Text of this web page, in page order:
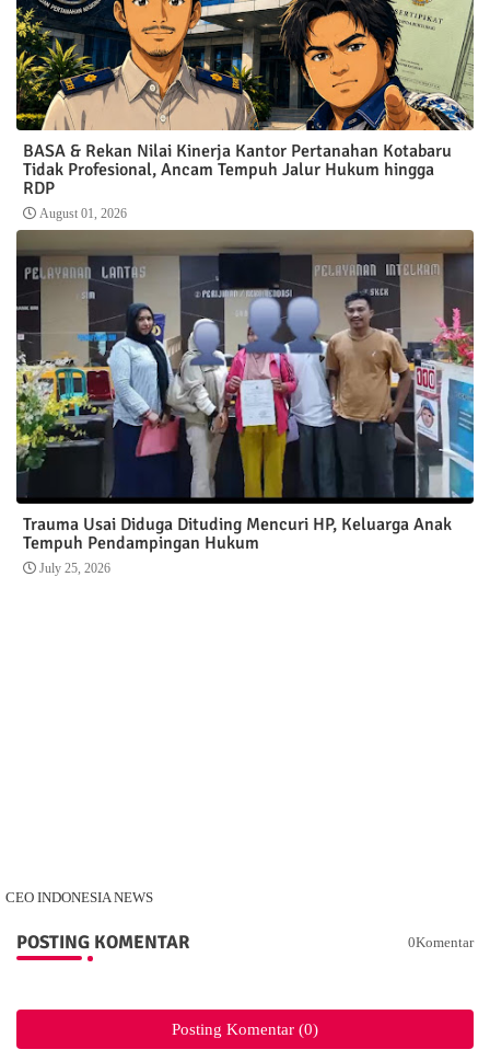
BASA & Rekan Nilai Kinerja Kantor Pertanahan Kotabaru
Tidak Profesional, Ancam Tempuh Jalur Hukum hingga
RDP
August 01, 2026
Trauma Usai Diduga Dituding Mencuri HP, Keluarga Anak
Tempuh Pendampingan Hukum
July 25, 2026
CEO INDONESIA NEWS
POSTING KOMENTAR 0Komentar
Posting Komentar (0)